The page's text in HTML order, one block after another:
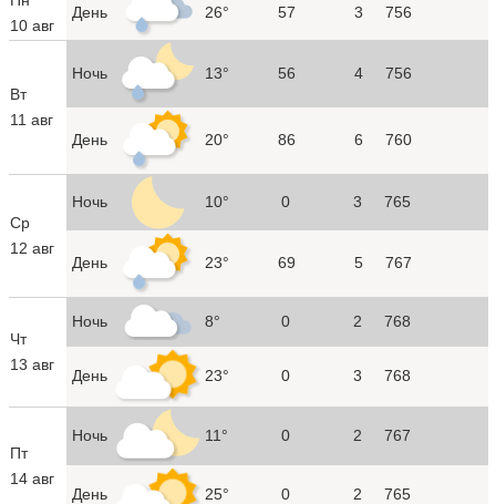
10 авг
День 26° 57 3 756
Вт
11 авг
Ночь 13° 56 4 756
День 20° 86 6 760
Ср
12 авг
Ночь 10° 0 3 765
День 23° 69 5 767
Чт
13 авг
Ночь 8° 0 2 768
День 23° 0 3 768
Пт
14 авг
Ночь 11° 0 2 767
День 25° 0 2 765